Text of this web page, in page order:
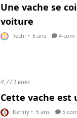
Une vache se
voiture
Techi • 5 ans 4 com
4,773 vues
Cette vache est
Kenny • 5 ans 5